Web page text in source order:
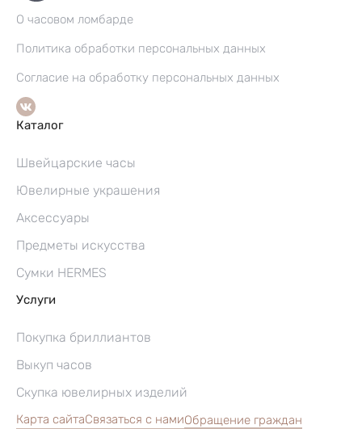
О часовом ломбарде
Политика обработки персональных данных
Согласие на обработку персональных данных
Каталог
Швейцарские часы
Ювелирные украшения
Аксессуары
Предметы искусства
Сумки HERMES
Услуги
Покупка бриллиантов
Выкуп часов
Скупка ювелирных изделий
Карта сайтаСвязаться с намиОбращение граждан